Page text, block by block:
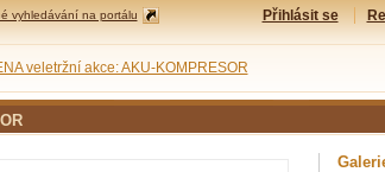
vyhledávání na portálu Přihlásit se
veletržní akce: AKU-KOMPRESOR